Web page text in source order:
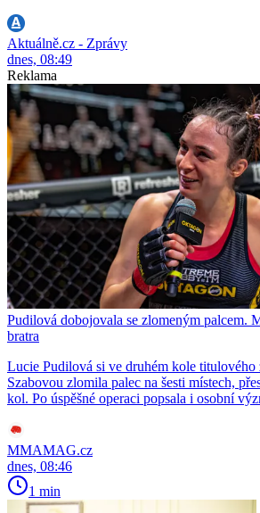
Aktuálně.cz - Zprávy
dnes, 08:49
Reklama
Pudilová dobojovala se zlomeným palcem.
bratra
Lucie Pudilová si ve druhém kole titulového
Szabovou zlomila palec na šesti místech,
kol. Po úspěšné operaci popsala i osobní
MMAMAG.cz
dnes, 08:46
1 min